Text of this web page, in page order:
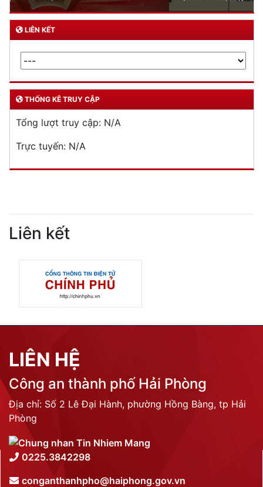
LIÊN KẾT
THỐNG KÊ TRUY CẬP
Tổng lượt truy cập: N/A
Trực tuyến: N/A
Liên kết
LIÊN HỆ
Công an thành phố Hải Phòng
Địa chỉ: Số 2 Lê Đại Hành, phường Hồng Bàng, tp Hải
Phòng
0225.3842298
conganthanhpho@haiphong.gov.vn